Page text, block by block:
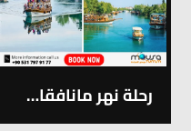
رحلة نهر مانافقات في انطاليا